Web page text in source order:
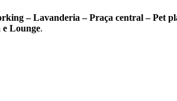
– Lavanderia – Praça central – Pet
Lounge.